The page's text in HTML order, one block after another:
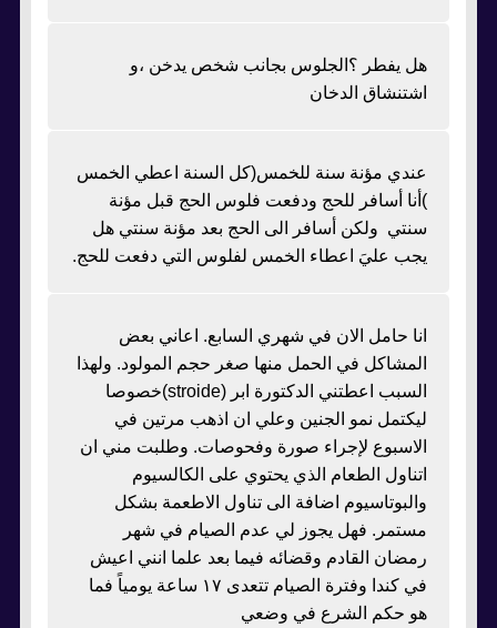
هل يفطر ؟الجلوس بجانب شخص يدخن ،و
اشتنشاق الدخان
عندي مؤنة سنة للخمس(كل السنة اعطي الخمس
)أنا أسافر للحج ودفعت فلوس الحج قبل مؤنة
سنتي ولكن أسافر الى الحج بعد مؤنة سنتي هل
يجب عليَ اعطاء الخمس لفلوس التي دفعت للحج.
انا حامل الان في شهري السابع. اعاني بعض
المشاكل في الحمل منها صغر حجم المولود. ولهذا
السبب اعطتني الدكتورة ابر (stroide)خصوصا
ليكتمل نمو الجنين وعلي ان اذهب مرتين في
الاسبوع لإجراء صورة وفحوصات. وطلبت مني ان
اتناول الطعام الذي يحتوي على الكالسيوم
والبوتاسيوم اضافة الى تناول الاطعمة بشكل
مستمر. فهل يجوز لي عدم الصيام في شهر
رمضان القادم وقضائه فيما بعد علما انني اعيش
في كندا وفترة الصيام تتعدى ١٧ ساعة يومياً فما
هو حكم الشرع في وضعي